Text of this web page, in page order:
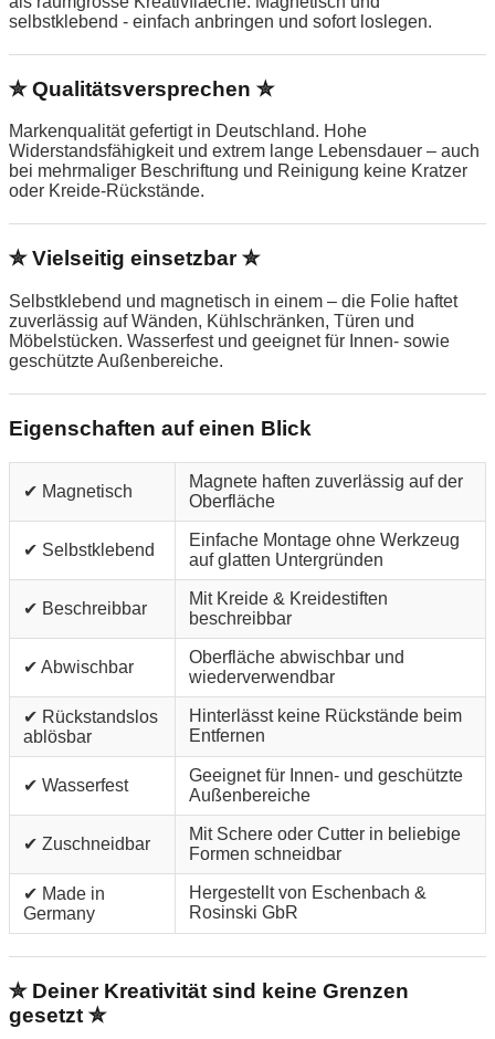
selbstklebend - einfach anbringen und sofort loslegen.
✮ Qualitätsversprechen ✮
Markenqualität gefertigt in Deutschland. Hohe
Widerstandsfähigkeit und extrem lange Lebensdauer – auch
bei mehrmaliger Beschriftung und Reinigung keine Kratzer
oder Kreide-Rückstände.
✮ Vielseitig einsetzbar ✮
Selbstklebend und magnetisch in einem – die Folie haftet
zuverlässig auf Wänden, Kühlschränken, Türen und
Möbelstücken. Wasserfest und geeignet für Innen- sowie
geschützte Außenbereiche.
Eigenschaften auf einen Blick
✔ Magnetisch
Magnete haften zuverlässig auf der
Oberfläche
✔ Selbstklebend
Einfache Montage ohne Werkzeug
auf glatten Untergründen
✔ Beschreibbar
Mit Kreide & Kreidestiften
beschreibbar
✔ Abwischbar
Oberfläche abwischbar und
wiederverwendbar
✔ Rückstandslos
ablösbar
Hinterlässt keine Rückstände beim
Entfernen
✔ Wasserfest
Geeignet für Innen- und geschützte
Außenbereiche
✔ Zuschneidbar
Mit Schere oder Cutter in beliebige
Formen schneidbar
✔ Made in
Germany
Hergestellt von Eschenbach &
Rosinski GbR
✮ Deiner Kreativität sind keine Grenzen
gesetzt ✮